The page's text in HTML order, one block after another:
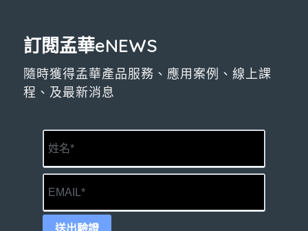
訂閱孟華eNEWS
隨時獲得孟華產品服務、應用案例、線上課
程、及最新消息
送出驗證